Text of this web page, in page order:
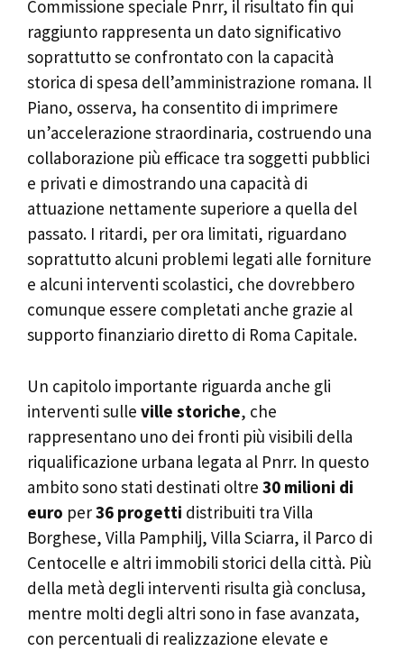
Commissione speciale Pnrr, il risultato fin qui
raggiunto rappresenta un dato significativo
soprattutto se confrontato con la capacità
storica di spesa dell’amministrazione romana. Il
Piano, osserva, ha consentito di imprimere
un’accelerazione straordinaria, costruendo una
collaborazione più efficace tra soggetti pubblici
e privati e dimostrando una capacità di
attuazione nettamente superiore a quella del
passato. I ritardi, per ora limitati, riguardano
soprattutto alcuni problemi legati alle forniture
e alcuni interventi scolastici, che dovrebbero
comunque essere completati anche grazie al
supporto finanziario diretto di Roma Capitale.
Un capitolo importante riguarda anche gli
interventi sulle ville storiche, che
rappresentano uno dei fronti più visibili della
riqualificazione urbana legata al Pnrr. In questo
ambito sono stati destinati oltre 30 milioni di
euro per36 progetti distribuiti tra Villa
Borghese, Villa Pamphilj, Villa Sciarra, il Parco di
Centocelle e altri immobili storici della città. Più
della metà degli interventi risulta già conclusa,
mentre molti degli altri sono in fase avanzata,
con percentuali di realizzazione elevate e